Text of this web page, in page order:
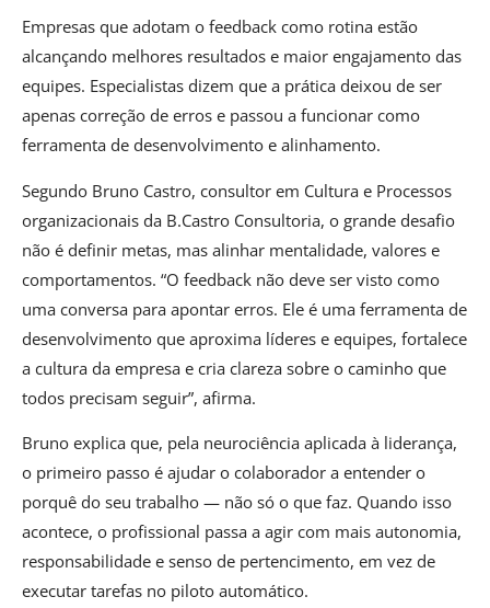
Empresas que adotam o feedback como rotina estão
alcançando melhores resultados e maior engajamento das
equipes. Especialistas dizem que a prática deixou de ser
apenas correção de erros e passou a funcionar como
ferramenta de desenvolvimento e alinhamento.
Segundo Bruno Castro, consultor em Cultura e Processos
organizacionais da B.Castro Consultoria, o grande desafio
não é definir metas, mas alinhar mentalidade, valores e
comportamentos. “O feedback não deve ser visto como
uma conversa para apontar erros. Ele é uma ferramenta de
desenvolvimento que aproxima líderes e equipes, fortalece
a cultura da empresa e cria clareza sobre o caminho que
todos precisam seguir”, afirma.
Bruno explica que, pela neurociência aplicada à liderança,
o primeiro passo é ajudar o colaborador a entender o
porquê do seu trabalho — não só o que faz. Quando isso
acontece, o profissional passa a agir com mais autonomia,
responsabilidade e senso de pertencimento, em vez de
executar tarefas no piloto automático.